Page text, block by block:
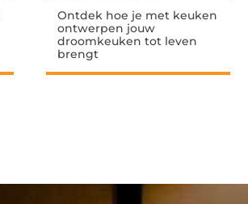
Ontdek hoe je met keuken
ontwerpen jouw
droomkeuken tot leven
brengt